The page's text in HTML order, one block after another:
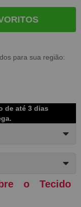
para sua região:
de até 3 dias
o Tecido